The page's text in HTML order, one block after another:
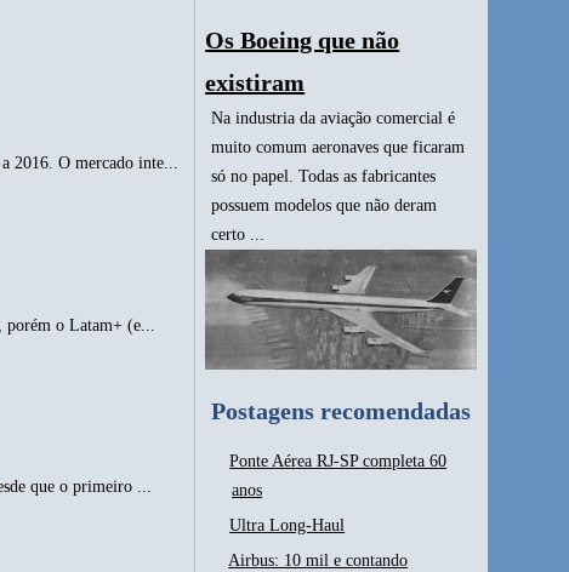
2016. O mercado inte...
o Latam+ (e...
que o primeiro ...
Os Boeing que não
existiram
Na industria da aviação comercial é
muito comum aeronaves que ficaram
só no papel. Todas as fabricantes
possuem modelos que não deram
certo ...
Postagens recomendadas
Ponte Aérea RJ-SP completa 60
anos
Ultra Long-Haul
Airbus: 10 mil e contando